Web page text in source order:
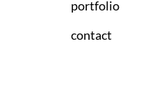
portfolio
contact